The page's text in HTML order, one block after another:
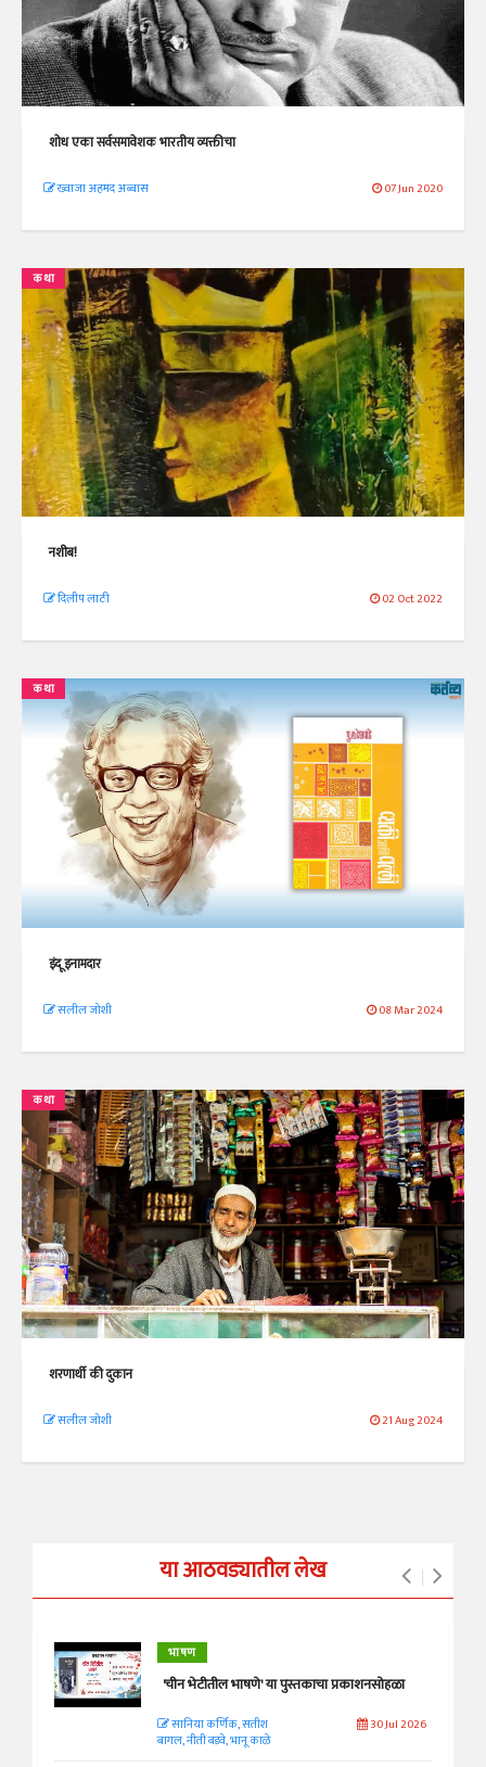
शोध एका सर्वसमावेशक भारतीय व्यक्तीचा
ख्वाजा अहमद अब्बास 07 Jun 2020
कथा
नशीब!
दिलीप लाठी 02 Oct 2022
कथा
इंदू इनामदार
सलील जोशी 08 Mar 2024
कथा
शरणार्थी की दुकान
सलील जोशी 21 Aug 2024
या आठवड्यातील लेख
भाषण
'चीन भेटीतील भाषणे' या पुस्तकाचा प्रकाशनसोहळा
सानिया कर्णिक, सतीश
बागल, नीती बडवे, भानू काळे
30 Jul 2026